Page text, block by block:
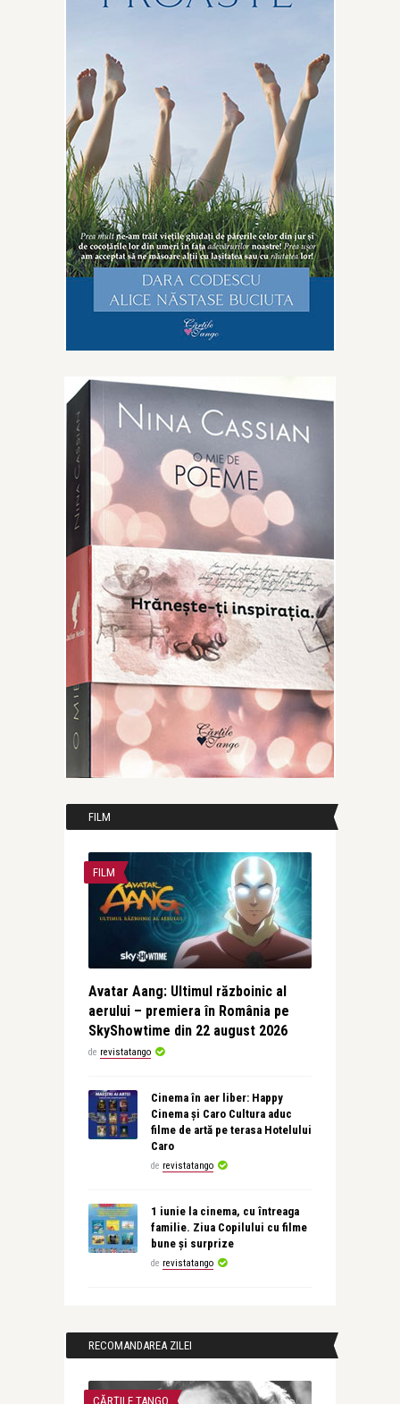
FILM
FILM
Avatar Aang: Ultimul războinic al
aerului – premiera în România pe
SkyShowtime din 22 august 2026
de revistatango
Cinema în aer liber: Happy
Cinema și Caro Cultura aduc
filme de artă pe terasa Hotelului
Caro
de revistatango
1 iunie la cinema, cu întreaga
familie. Ziua Copilului cu filme
bune și surprize
de revistatango
RECOMANDAREA ZILEI
CĂRȚILE TANGO